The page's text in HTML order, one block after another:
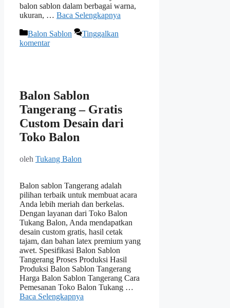
balon sablon dalam berbagai warna,
ukuran, … Baca Selengkapnya
Kategori
Balon Sablon
Tinggalkan
komentar
Balon Sablon
Tangerang – Gratis
Custom Desain dari
Toko Balon
oleh Tukang Balon
Balon sablon Tangerang adalah
pilihan terbaik untuk membuat acara
Anda lebih meriah dan berkelas.
Dengan layanan dari Toko Balon
Tukang Balon, Anda mendapatkan
desain custom gratis, hasil cetak
tajam, dan bahan latex premium yang
awet. Spesifikasi Balon Sablon
Tangerang Proses Produksi Hasil
Produksi Balon Sablon Tangerang
Harga Balon Sablon Tangerang Cara
Pemesanan Toko Balon Tukang …
Baca Selengkapnya